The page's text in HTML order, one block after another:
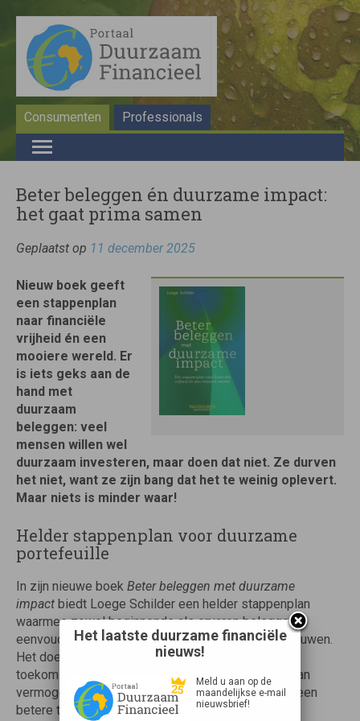
Consumenten Professionals
Beter beleggen én duurzame impact:
het gaat prima samen
Geplaatst op 11 december 2025
Nieuw boek geeft
een stappenplan
naar financiële
vrijheid én een
mooiere wereld. Er
is iets geks aan de
hand met
duurzaam
beleggen: veel
mensen willen wel
duurzaam investeren, maar doen dat niet. Ze durven
het niet, want ze zijn bang dat het te weinig oplevert.
Maar niets is minder waar!
Helder stappenplan voor duurzame
portefeuille
In zijn nieuwe boek Beter beleggen met duurzame
impact biedt Loege Schilder een helder stappenplan
waarmee zowel beginnende als ervaren beleggers
eenvoudig een duurzame portefeuille kunnen opbouwen.
Het doel: financieel groeien én bijdragen aan een
toekomstbestendige wereld. Schilder: “Iedereen kan
vermogend worden, en tegelijkertijd bijdragen aan een
betere toekomst voor de volgende generaties.”
Het laatste duurzame financiële
nieuws!
Meld u aan op de
maandelijkse e-mail
nieuwsbrief!